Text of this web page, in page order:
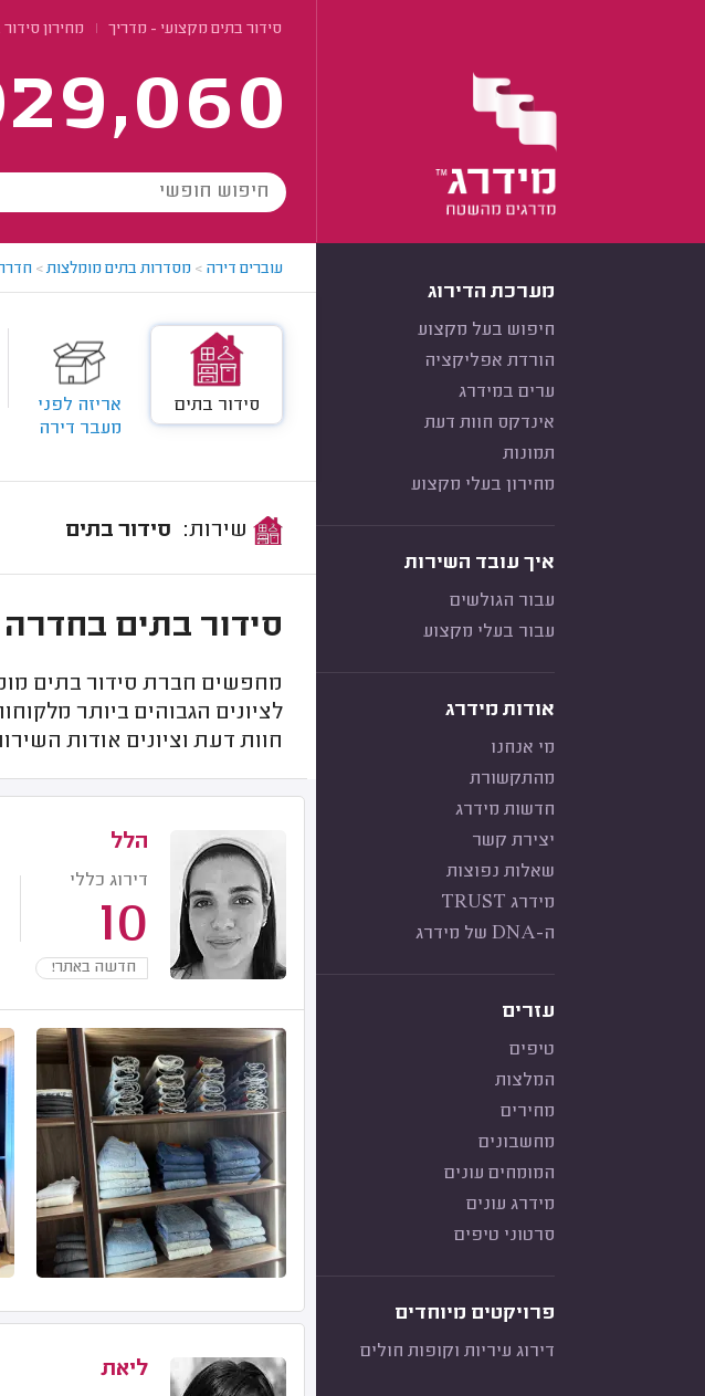
סידור בתים מקצועי - מדריך מחירון
מערכת הדירוג
חיפוש בעל מקצוע
הורדת אפליקציה
ערים במידרג
אינדקס חוות דעת
תמונות
מחירון בעלי מקצוע
איך עובד השירות
עבור הגולשים
עבור בעלי מקצוע
אודות מידרג
מי אנחנו
מהתקשורת
חדשות מידרג
יצירת קשר
שאלות נפוצות
מידרג TRUST
ה-DNA של מידרג
עזרים
טיפים
המלצות
מחירים
מחשבונים
המומחים עונים
מידרג עונים
סרטוני טיפים
פרויקטים מיוחדים
דירוג עיריות וקופות חולים
עוברים דירה > מסדרות בתים מומלצות>
סידור בתים
אריזה לפני
מעבר דירה
סידור בתים
סידור בתים בחדרה
מחפשים חברת סידור בתים
לציונים הגבוהים ביותר
חוות דעת וציונים אודות
הלל
דירוג כללי
10
חדשה באתר!
ליאת